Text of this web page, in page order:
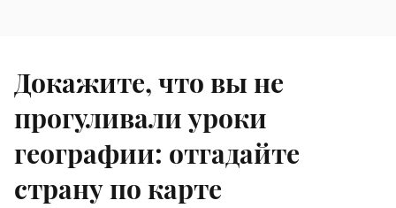
Докажите, что вы не
прогуливали уроки
географии: отгадайте
страну по карте